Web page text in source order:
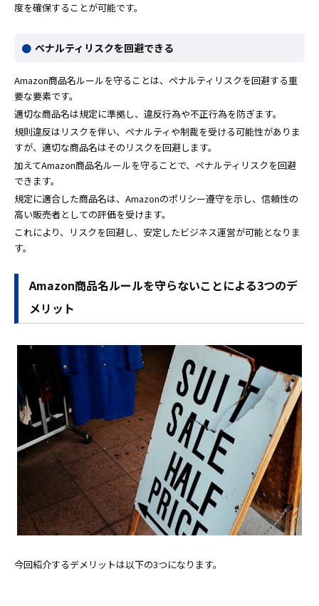
度を確保することが可能です。
ペナルティリスクを回避できる
Amazon商品名ルールを守ることは、ペナルティリスクを回避する重
要な要素です。
適切な商品名は規定に準拠し、違反行為や不正行為を防ぎます。
規則違反はリスクを伴い、ペナルティや制裁を受ける可能性がありま
すが、適切な商品名はそのリスクを回避します。
加えてAmazon商品名ルールを守ることで、ペナルティリスクを回避
できます。
規定に適合した商品名は、Amazonのポリシー遵守を示し、信頼性の
高い販売者としての評価を受けます。
これにより、リスクを回避し、安定したビジネス運営が可能となりま
す。
Amazon商品名ルールを守らないことによる3つのデ
メリット
今回紹介するデメリットは以下の3つになります。